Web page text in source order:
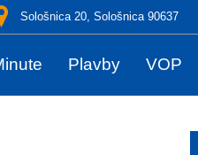
Sološnica 20, Sološnica 90637
Plavby VOP